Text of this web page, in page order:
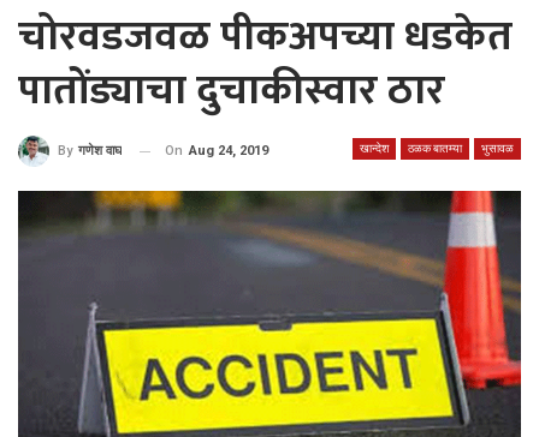
चोरवडजवळ पीकअपच्या धडकेत
पातोंड्याचा दुचाकीस्वार ठार
खान्देश ठळक बातम्या भुसावळ
By गणेश वाघ On Aug 24, 2019